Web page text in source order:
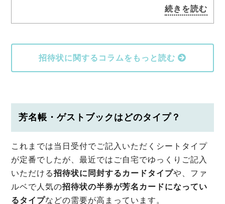
続きを読む
招待状に関するコラムをもっと読む
芳名帳・ゲストブックはどのタイプ？
これまでは当日受付でご記入いただくシートタイプ
が定番でしたが、最近ではご自宅でゆっくりご記入
いただける招待状に同封するカードタイプや、ファ
ルベで人気の招待状の半券が芳名カードになってい
るタイプなどの需要が高まっています。